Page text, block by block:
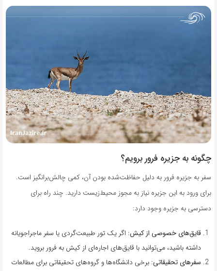
چگونه به جزیره فرور برویم؟
سفر به جزیره فرور به دلیل حفاظت‌شده بودن آن، کمی چالش‌برانگیز است.
برای ورود به این جزیره نیاز به مجوز محیط‌زیست دارید. چند راه برای
دسترسی به جزیره وجود دارد:
قایق‌های خصوصی از کیش: اگر یک تور طبیعت‌گردی یا سفر ماجراجویانه
داشته باشید، می‌توانید با قایق‌های اجاره‌ای از کیش به فرور بروید.
سفرهای تحقیقاتی: برخی دانشگاه‌ها و گروه‌های تحقیقاتی برای مطالعات